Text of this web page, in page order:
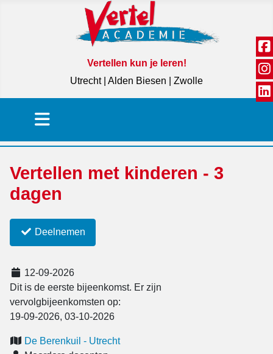
Vertellen kun je leren!
Utrecht | Alden Biesen | Zwolle
Vertellen met kinderen - 3
dagen
Deelnemen
12-09-2026
Dit is de eerste bijeenkomst. Er zijn
vervolgbijeenkomsten op:
19-09-2026, 03-10-2026
De Berenkuil - Utrecht